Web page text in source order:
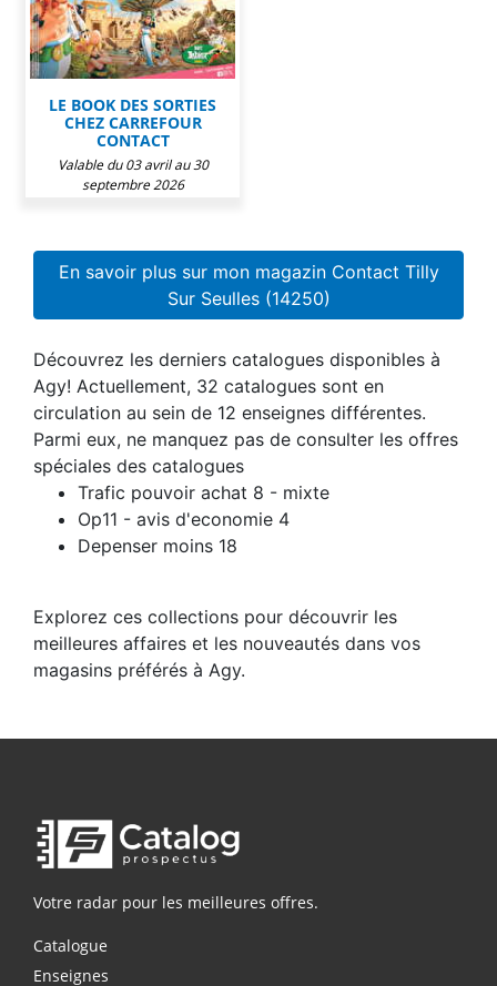
LE BOOK DES SORTIES
CHEZ CARREFOUR
CONTACT
Valable du 03 avril au 30
septembre 2026
En savoir plus sur mon magazin Contact Tilly
Sur Seulles (14250)
Découvrez les derniers catalogues disponibles à
Agy! Actuellement, 32 catalogues sont en
circulation au sein de 12 enseignes différentes.
Parmi eux, ne manquez pas de consulter les offres
spéciales des catalogues
Trafic pouvoir achat 8 - mixte
Op11 - avis d'economie 4
Depenser moins 18
Explorez ces collections pour découvrir les
meilleures affaires et les nouveautés dans vos
magasins préférés à Agy.
Votre radar pour les meilleures offres.
Catalogue
Enseignes